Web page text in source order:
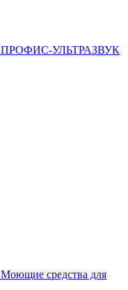
ПРОФИС-УЛЬТРАЗВУК
Моющие средства для